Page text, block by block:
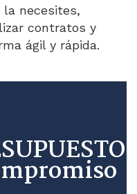
necesites,
contratos y
ágil y rápida.